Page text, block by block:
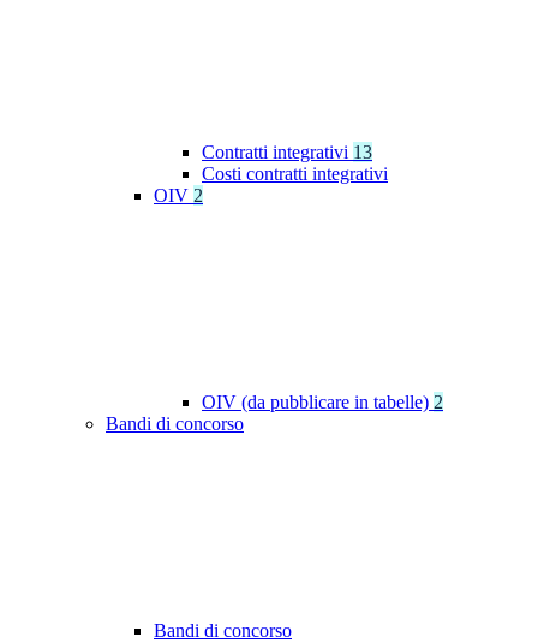
Contratti integrativi 13
Costi contratti integrativi
OIV 2
OIV (da pubblicare in tabelle) 2
Bandi di concorso
Bandi di concorso